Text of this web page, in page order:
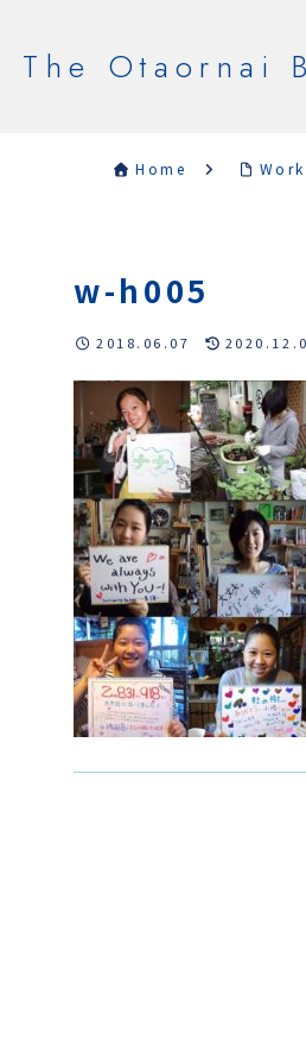
The Otaornai
Home
w-h005
2018.06.07